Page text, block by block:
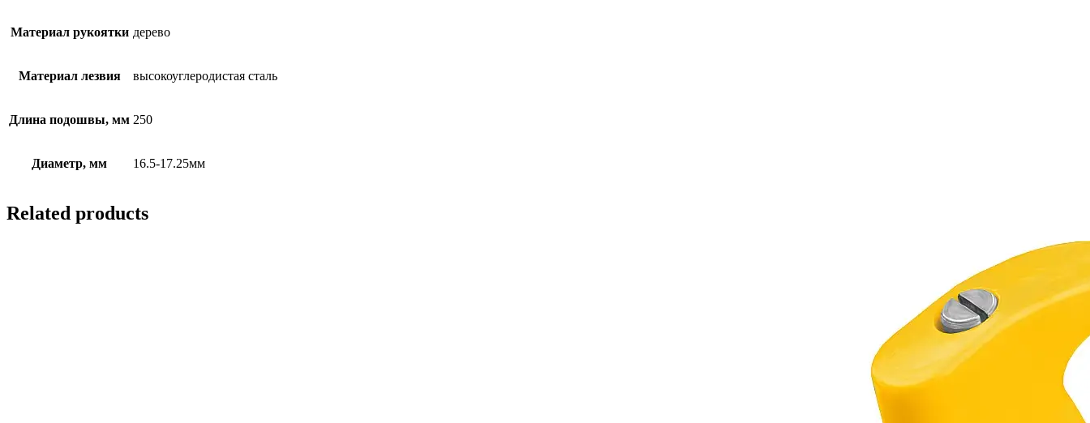
Материал рукоятки дерево
Материал лезвия высокоуглеродистая сталь
Длина подошвы, мм 250
Диаметр, мм 16.5-17.25мм
Related products